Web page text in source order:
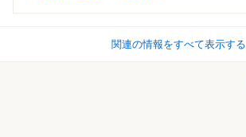
関連の情報をすべて表示する